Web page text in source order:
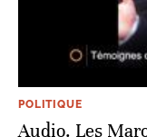
POLITIQUE
Audio. Les